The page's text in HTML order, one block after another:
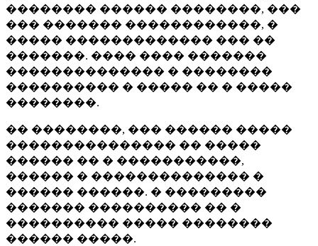
�������� ������ ��������, ���
��� ������� ������������, �
����� ������������� ��� ��
�������. ���� ���� �������
�������������� � ��������
���������� � ����� �� � �����
��������.
�� ��������, ��� ������ �����
��������������� �� �����
������ �� � �����������,
������ � �������������� �
������ ������. � ���������
������� ���������� �� �
���������� ����� ��������
������ �����.